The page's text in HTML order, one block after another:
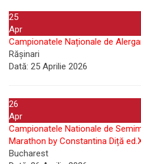
25
Apr
Campionatele Naționale de
Rășinari
Dată: 25 Aprilie 2026
26
Apr
Campionatele Nationale de
Marathon by Constantina Diță
Bucharest